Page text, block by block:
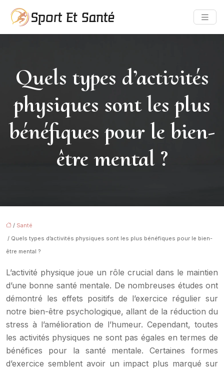
Quels types d’activités
physiques sont les plus
bénéfiques pour le bien-
être mental ?
/ Santé
/ Quels types d’activités physiques sont les plus bénéfiques pour le bien-
être mental ?
L’activité physique joue un rôle crucial dans le maintien
d’une bonne santé mentale. De nombreuses études ont
démontré les effets positifs de l’exercice régulier sur
notre bien-être psychologique, allant de la réduction du
stress à l’amélioration de l’humeur. Cependant, toutes
les activités physiques ne sont pas égales en termes de
bénéfices pour la santé mentale. Certaines formes
d’exercice semblent avoir un impact plus marqué sur